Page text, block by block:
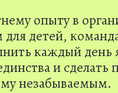
опыту в
детей,
каждый
и
незабываемым.